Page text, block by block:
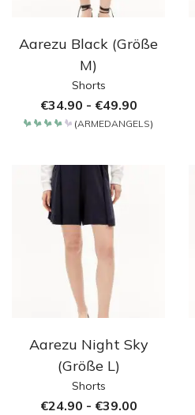
Aarezu Black (Größe
M)
Shorts
€34.90 - €49.90
(ARMEDANGELS)
Aarezu Night Sky
(Größe L)
Shorts
€24.90 - €39.00